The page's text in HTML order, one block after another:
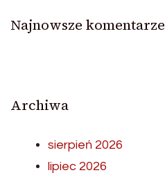
Najnowsze komentarze
Archiwa
sierpień 2026
lipiec 2026